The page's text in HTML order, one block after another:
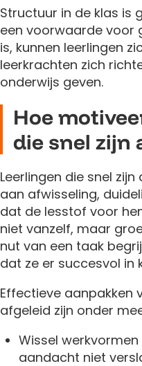
Structuur in de klas is
een voorwaarde voor
is, kunnen leerlingen
leerkrachten zich
onderwijs geven.
Hoe
die snel zijn
Leerlingen die snel
aan afwisseling,
dat de lesstof voor
niet vanzelf, maar
nut van een taak
dat ze er succesvol in
Effectieve aanpakken
afgeleid zijn onder
Wissel
aandacht niet